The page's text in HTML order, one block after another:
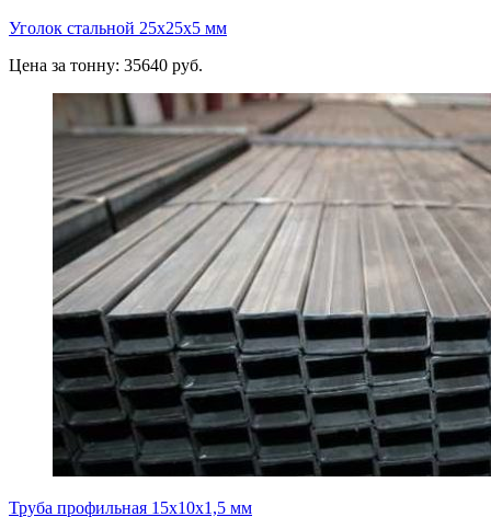
Уголок стальной 25х25х5 мм
Цена за тонну: 35640 руб.
Труба профильная 15х10х1,5 мм